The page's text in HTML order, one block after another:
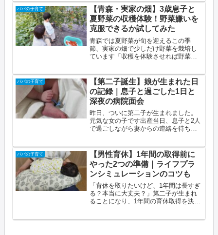
の記事でわかること育休取得をきっか
けに「怒らない育児」を始めた理由例
外（...
パパの子育て
【青森・実家の畑】3歳息子と
夏野菜の収穫体験！野菜嫌いを
克服できるか試してみた
青森では夏野菜が旬を迎えるこの季
節、実家の畑で少しだけ野菜を栽培し
ています「収穫を体験させれば野菜を
事でわかること3歳児と一緒に夏野菜の
収穫を体験した様子カカシ発見・ねこ
ぐ...
パパの子育て
【第二子誕生】娘が生まれた日
の記録｜息子と過ごした1日と
深夜の病院面会
昨日、ついに第二子が生まれました。
元気な女の子です出産当日、息子と2人
で過ごしながら妻からの連絡を待ち続
上の子と2人で過ごした出産当日の様子
青森市のママタクシーが便利だっ...
パパの子育て
【男性育休】1年間の取得前に
やった2つの準備｜ライフプラ
ンシミュレーションのコツも
「育休を取りたいけど、1年間は長すぎ
る？本当に大丈夫？」第二子が生まれ
ることになり、1年間の育休取得を決め